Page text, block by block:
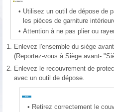
• Utilisez un outil de dépose de
les pièces de garniture
• Attention à ne pas plier ou
1. Enlevez l'ensemble du siège
(Reportez-vous à Siège avant-
2. Enlevez le recouvrement de
avec un outil de dépose.
• Retirez correctement le